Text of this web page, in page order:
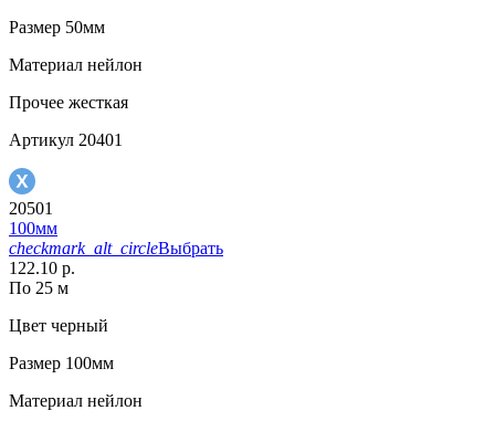
Размер 50мм
Материал нейлон
Прочее жесткая
Артикул 20401
20501
100мм
checkmark_alt_circleВыбрать
122.10 р.
По 25 м
Цвет черный
Размер 100мм
Материал нейлон